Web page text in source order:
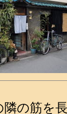
の筋を